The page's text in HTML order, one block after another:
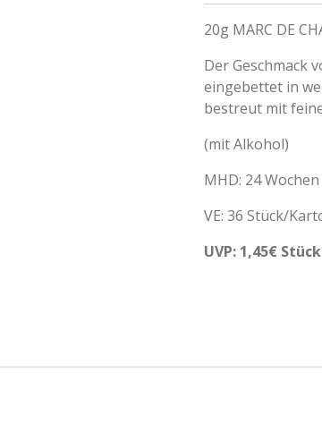
20g MARC DE
Der Geschmack
eingebettet in
bestreut mit
(mit Alkohol)
MHD: 24 Wochen
VE: 36 Stück/
UVP: 1,45€ Stück